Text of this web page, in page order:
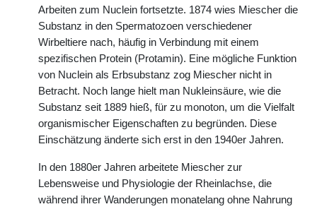
Arbeiten zum Nuclein fortsetzte. 1874 wies Miescher die
Substanz in den Spermatozoen verschiedener
Wirbeltiere nach, häufig in Verbindung mit einem
spezifischen Protein (Protamin). Eine mögliche Funktion
von Nuclein als Erbsubstanz zog Miescher nicht in
Betracht. Noch lange hielt man Nukleinsäure, wie die
Substanz seit 1889 hieß, für zu monoton, um die Vielfalt
organismischer Eigenschaften zu begründen. Diese
Einschätzung änderte sich erst in den 1940er Jahren.
In den 1880er Jahren arbeitete Miescher zur
Lebensweise und Physiologie der Rheinlachse, die
während ihrer Wanderungen monatelang ohne Nahrung